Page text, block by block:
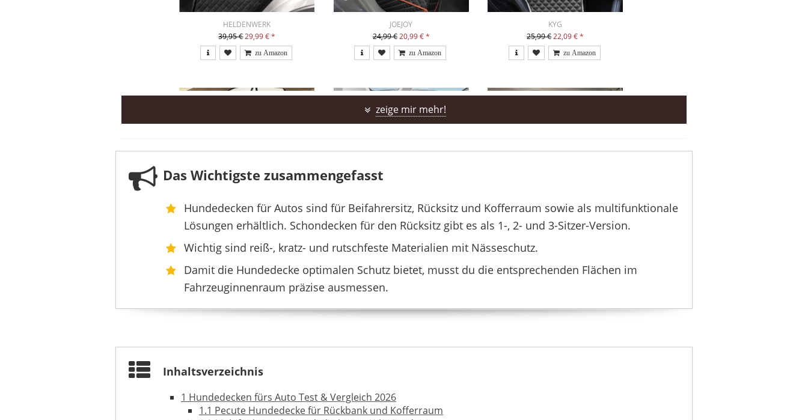
HELDENWERK
39,95 €29,99 €*
JOEJOY
24,99 €20,99 €*
KYG
25,99 €22,09 €*
29,99 €
25,02 €*
59,99 €49,89 €*
zeige mir mehr!
Das Wichtigste zusammengefasst
Hundedecken für Autos sind für Beifahrersitz, Rücksitz und Kofferraum sowie als multifunktionale
Lösungen erhältlich. Schondecken für den Rücksitz gibt es als 1-, 2- und 3-Sitzer-Version.
Wichtig sind reiß-, kratz- und rutschfeste Materialien mit Nässeschutz.
Damit die Hundedecke optimalen Schutz bietet, musst du die entsprechenden Flächen im
Fahrzeuginnenraum präzise ausmessen.
Inhaltsverzeichnis
1 Hundedecken fürs Auto Test & Vergleich 2026
1.1 Pecute Hundedecke für Rückbank und Kofferraum